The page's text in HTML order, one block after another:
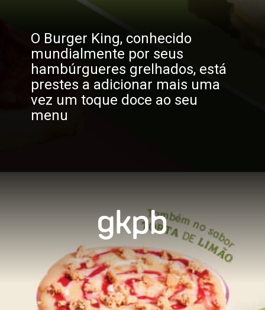
O Burger King, conhecido
mundialmente por seus
hambúrgueres grelhados, está
prestes a adicionar mais uma
vez um toque doce ao seu
menu